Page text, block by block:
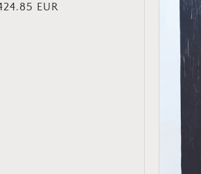
EUR